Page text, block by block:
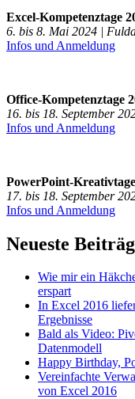
Excel-Kompetenztage
6. bis 8. Mai 2024 |
Infos und Anmeldung
Office-Kompetenztage
16. bis 18. September
Infos und Anmeldung
PowerPoint-
17. bis 18. September
Infos und Anmeldung
Neueste
Wie mir ein
erspart
In Excel 2016
Ergebnisse
Bald als Video:
Datenmodell
Happy Birthday,
Vereinfachte
von Excel 2016